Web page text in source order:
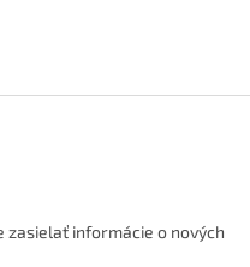
zasielať informácie o nových